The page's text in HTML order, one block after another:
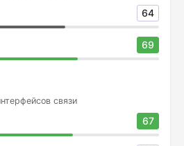
64
69
связи
67